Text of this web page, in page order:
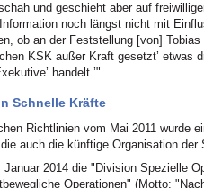
und geschieht aber auf
noch längst nicht mit
ob an der Feststellung [von] Tobias
KSK außer Kraft gesetzt’ etwas
handelt.’"
Schnelle Kräfte
Richtlinien vom Mai 2011 wurde
auch die künftige Organisation der
Januar 2014 die "Division Spezielle
Operationen" (Motto: